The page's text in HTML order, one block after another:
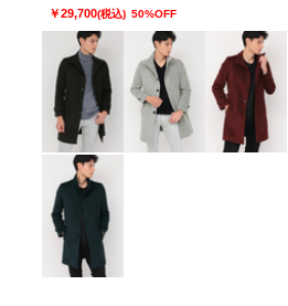
￥29,700(税込) 50%OFF